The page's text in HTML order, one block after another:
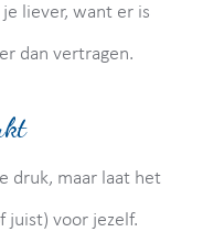
liever, want er is
dan vertragen.
druk, maar laat het
juist) voor jezelf.